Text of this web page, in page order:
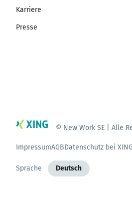
Karriere
Presse
© New Work SE | Alle
ImpressumAGBDatenschutz bei XING
Sprache Deutsch